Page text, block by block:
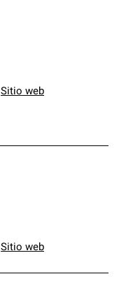
Sitio web
Sitio web